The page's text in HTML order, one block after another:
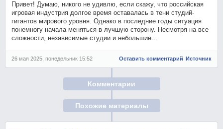
Привет! Думаю, никого не удивлю, если скажу, что российская
игровая индустрия долгое время оставалась в тени студий-
гигантов мирового уровня. Однако в последние годы ситуация
понемногу начала меняться в лучшую сторону. Несмотря на все
сложности, независимые студии и небольшие…
26 мая 2025, понедельник 15:52 Оставить комментарий Источник
Комментарии
Похожие материалы